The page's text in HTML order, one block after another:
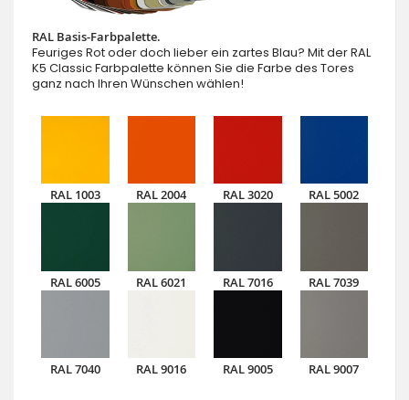
RAL Basis-Farbpalette.
Feuriges Rot oder doch lieber ein zartes Blau? Mit der RAL
K5 Classic Farbpalette können Sie die Farbe des Tores
ganz nach Ihren Wünschen wählen!
RAL 1003 RAL 2004 RAL 3020 RAL 5002
RAL 6005 RAL 6021 RAL 7016 RAL 7039
RAL 7040 RAL 9016 RAL 9005 RAL 9007